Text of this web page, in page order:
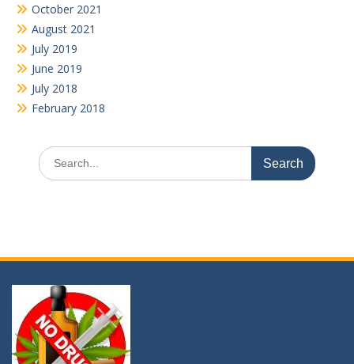
October 2021
August 2021
July 2019
June 2019
July 2018
February 2018
Search
for: